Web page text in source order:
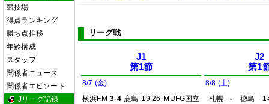
競技場
得点ランキング
勝ち点推移
年齢構成
スタッフ
関係者ニュース
関係者エピソード
Jリーグ記録
リーグ戦
J1
第1節
8/7 (金)
横浜FM 3-4 鹿島 19:26 MUFG国立
J2
第1
8/8 (土)
札幌
- 徳島